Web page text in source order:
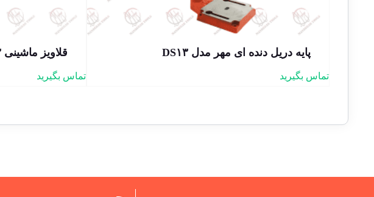
پایه دریل دنده ای مهر مدل DS۱۳
تماس بگیرید
قلاویز ماشینی M۳ نابرو
تماس بگیرید